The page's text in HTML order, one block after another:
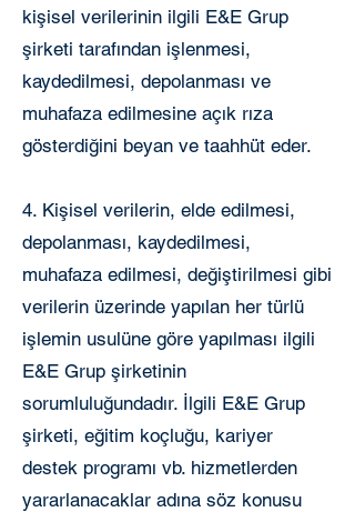
kişisel verilerinin ilgili E&E Grup
şirketi tarafından işlenmesi,
kaydedilmesi, depolanması ve
muhafaza edilmesine açık rıza
gösterdiğini beyan ve taahhüt eder.
4. Kişisel verilerin, elde edilmesi,
depolanması, kaydedilmesi,
muhafaza edilmesi, değiştirilmesi gibi
verilerin üzerinde yapılan her türlü
işlemin usulüne göre yapılması ilgili
E&E Grup şirketinin
sorumluluğundadır. İlgili E&E Grup
şirketi, eğitim koçluğu, kariyer
destek programı vb. hizmetlerden
yararlanacaklar adına söz konusu